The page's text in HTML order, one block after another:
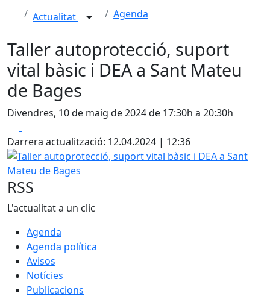
Actualitat Agenda
Taller autoprotecció, suport
vital bàsic i DEA a Sant Mateu
de Bages
Divendres, 10 de maig de 2024 de 17:30h a 20:30h
Darrera actualització: 12.04.2024 | 12:36
Taller autoprotecció, suport vital bàsic i DEA a Sant
RSS
L'actualitat a un clic
Agenda
Agenda política
Avisos
Notícies
Publicacions